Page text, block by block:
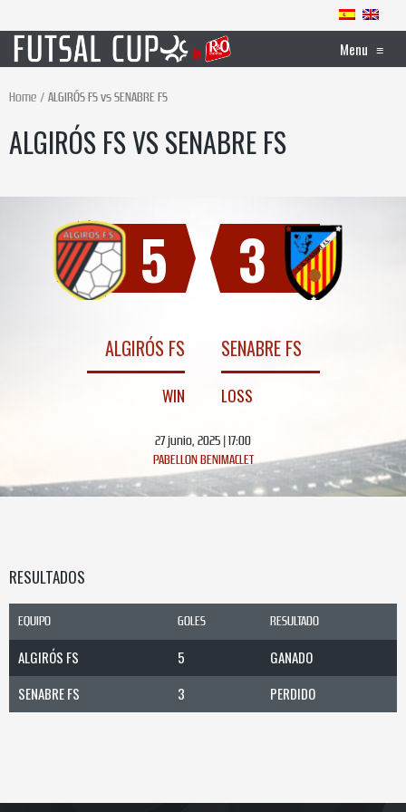
Menu ≡
Home ALGIRÓS FS vs SENABRE FS
ALGIRÓS FS VS SENABRE FS
5
ALGIRÓS FS
WIN
3
SENABRE FS
LOSS
27 junio, 2025 | 17:00
PABELLON BENIMACLET
RESULTADOS
EQUIPO GOLES RESULTADO
ALGIRÓS FS 5
GANADO
SENABRE FS
3 PERDIDO